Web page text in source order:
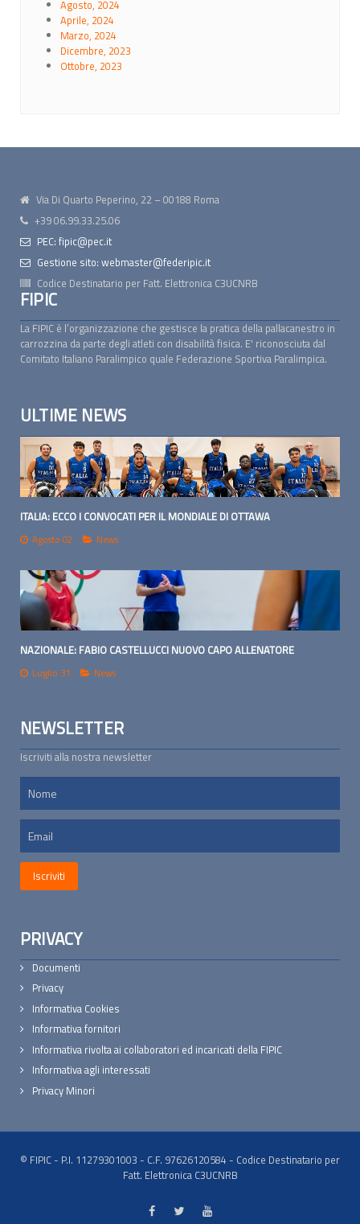
Agosto, 2024
Aprile, 2024
Marzo, 2024
Dicembre, 2023
Ottobre, 2023
Via Di Quarto Peperino, 22 – 00188 Roma
+39 06.99.33.25.06
PEC: fipic@pec.it
Gestione sito: webmaster@federipic.it
Codice Destinatario per Fatt. Elettronica C3UCNRB
FIPIC
La FIPIC è l’organizzazione che gestisce la pratica della pallacanestro in
carrozzina da parte degli atleti con disabilità fisica. E' riconosciuta dal
Comitato Italiano Paralimpico quale Federazione Sportiva Paralimpica.
ULTIME NEWS
ITALIA: ECCO I CONVOCATI PER IL MONDIALE DI OTTAWA
Agosto 02 News
NAZIONALE: FABIO CASTELLUCCI NUOVO CAPO ALLENATORE
Luglio 31 News
NEWSLETTER
Iscriviti alla nostra newsletter
PRIVACY
Documenti
Privacy
Informativa Cookies
Informativa fornitori
Informativa rivolta ai collaboratori ed incaricati della FIPIC
Informativa agli interessati
Privacy Minori
© FIPIC - P.I. 11279301003 - C.F. 97626120584 - Codice Destinatario per
Fatt. Elettronica C3UCNRB